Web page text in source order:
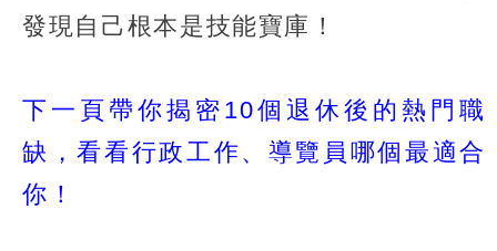
發現自己根本是技能寶庫！
下一頁帶你揭密10個退休後的熱門職
缺，看看行政工作、導覽員哪個最適合
你！